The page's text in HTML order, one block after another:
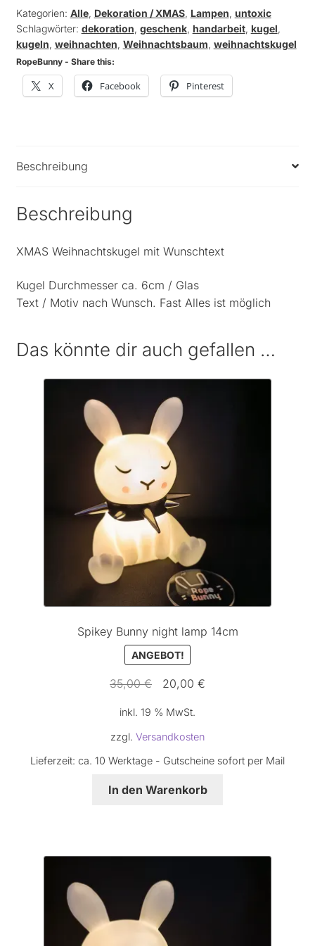
Wunschtext
(GLAS)
Menge
Kategorien: Alle, Dekoration / XMAS, Lampen, untoxic
Schlagwörter: dekoration, geschenk, handarbeit, kugel,
kugeln, weihnachten, Weihnachtsbaum, weihnachtskugel
RopeBunny - Share this:
X Facebook Pinterest
Beschreibung
Beschreibung
XMAS Weihnachtskugel mit Wunschtext
Kugel Durchmesser ca. 6cm / Glas
Text / Motiv nach Wunsch. Fast Alles ist möglich
Das könnte dir auch gefallen …
Spikey Bunny night lamp 14cm
ANGEBOT!
35,00€
Ursprünglicher
war:
35,00 €
20,00 €Aktueller
20,00 €.
inkl. 19 % MwSt.
zzgl. Versandkosten
Lieferzeit: ca. 10 Werktage - Gutscheine sofort per Mail
In den Warenkorb